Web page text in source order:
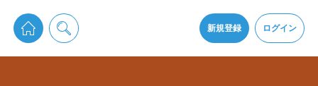
新規登録 ログイン
pixiv Sketchは2024年5月28日付で プライパシーポリシーを改定しました。
通知を受け取るにはここをクリックします